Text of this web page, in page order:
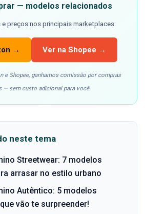
— modelos relacionados
preços nos principais marketplaces:
→ Ver na Shopee →
e Shopee, ganhamos comissão por compras
— sem custo adicional para você.
neste tema
Streetwear: 7 modelos
arrasar no estilo urbano
Autêntico: 5 modelos
vão te surpreender!